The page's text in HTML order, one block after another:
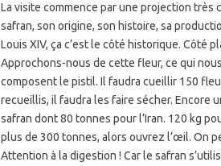
La visite commence par une projection très
safran, son origine, son histoire, sa
Louis XIV, ça c’est le côté historique. Côté
Approchons-nous de cette fleur, ce qui
composent le pistil. Il faudra cueillir 150
recueillis, il faudra les faire sécher. Encore
safran dont 80 tonnes pour l’Iran. 120 kg
plus de 300 tonnes, alors ouvrez l’œil. On
Attention à la digestion ! Car le safran